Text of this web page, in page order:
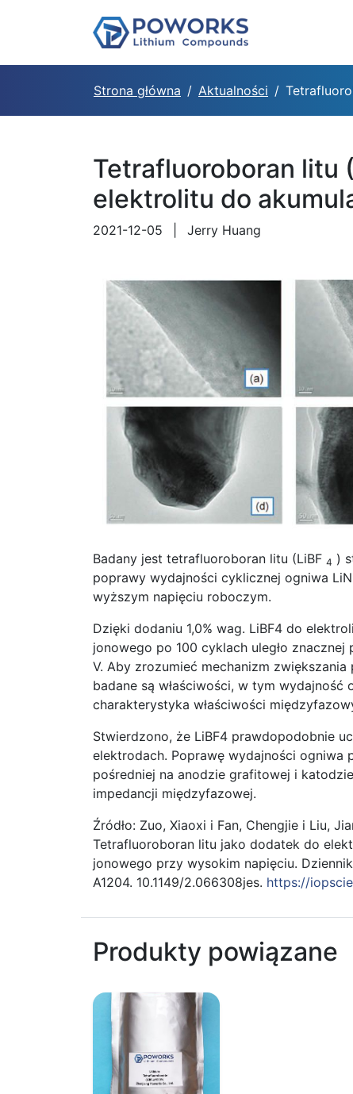
Strona główna Aktualności
Tetrafluoroboran litu
elektrolitu do
2021-12-05 Jerry Huang
Badany jest tetrafluoroboran litu (LiBF 4 )
poprawy wydajności cyklicznej ogniwa
wyższym napięciu roboczym.
Dzięki dodaniu 1,0% wag. LiBF4 do
jonowego po 100 cyklach uległo
V. Aby zrozumieć mechanizm
badane są właściwości, w tym
charakterystyka właściwości
Stwierdzono, że LiBF4 prawdopodobnie
elektrodach. Poprawę wydajności ogniwa
pośredniej na anodzie grafitowej i
impedancji międzyfazowej.
Źródło: Zuo, Xiaoxi i Fan, Chengjie i Liu,
Tetrafluoroboran litu jako dodatek do
jonowego przy wysokim napięciu.
A1204. 10.1149/2.066308jes. https://
Produkty powiązane